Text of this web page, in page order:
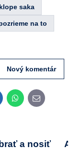
saka
na to
Nový komentár
WhatsApp
E-
mail
a nosiť